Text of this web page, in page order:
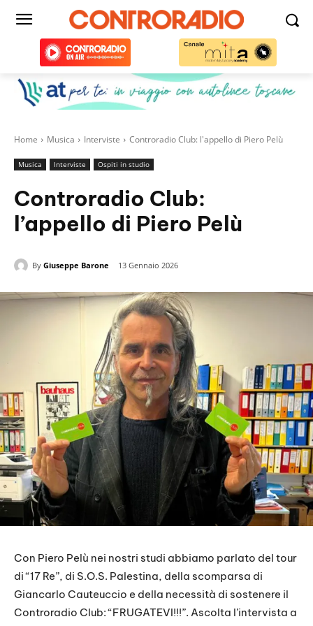
Home Musica Interviste Controradio Club: l'appello di Piero Pelù
Musica Interviste Ospiti in studio
Controradio Club:
l’appello di Piero Pelù
By Giuseppe Barone 13 Gennaio 2026
Con Piero Pelù nei nostri studi abbiamo parlato del tour
di “17 Re”, di S.O.S. Palestina, della scomparsa di
Giancarlo Cauteuccio e della necessità di sostenere il
Controradio Club: “FRUGATEVI!!!”. Ascolta l’intervista a